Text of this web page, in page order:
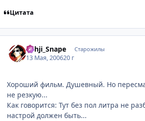
Цитата
Yohji_Snape Старожилы
13 Мая, 200620 г
Хороший фильм. Душевный. Но
не резкую...
Как говорится: Тут без пол литра не
настрой должен быть...